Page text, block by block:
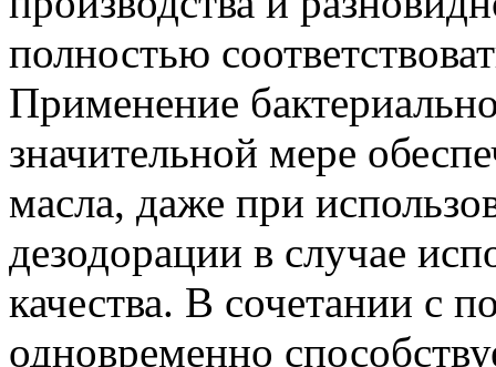
полностью
Применение
значительной мере
масла, даже при
дезодорации в случае
качества. В сочетании с
одновременно